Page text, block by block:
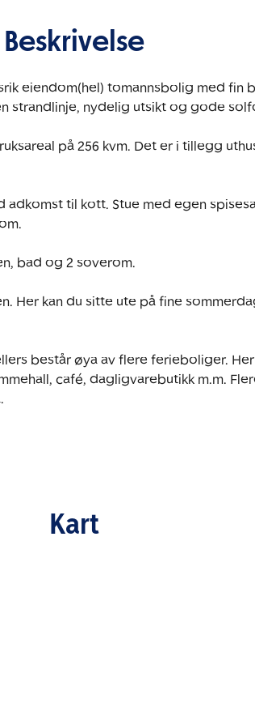
Beskrivelse
eiendom(hel) tomannsbolig med fin
strandlinje, nydelig utsikt og gode
på 256 kvm. Det er i tillegg
til kott. Stue med egen
bad og 2 soverom.
Her kan du sitte ute på fine
består øya av flere ferieboliger.
café, dagligvarebutikk m.m.
Kart